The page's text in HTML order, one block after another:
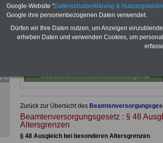
Zurück zur Übersicht des
Beamtenversorgungsgesetz : § 48
Altersgrenzen
§ 48 Ausgleich bei besonderen Altersgrenzen
Google-Website "Datenschutzerklärung &
Google ihre personenbezogenen Daten verwendet.
Dürfen wir Ihre Daten nutzen, um Anzeigen
erheben Daten und verwenden Cookies, um